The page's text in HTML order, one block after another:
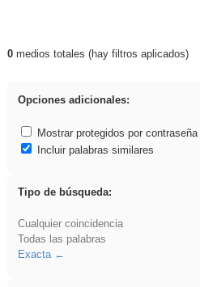
Resultados de:
0medios totales (hay filtros aplicados)
Opciones adicionales:
Mostrar protegidos por contraseña
Incluir palabras similares
Tipo de búsqueda:
Cualquier coincidencia
Todas las palabras
Exacta